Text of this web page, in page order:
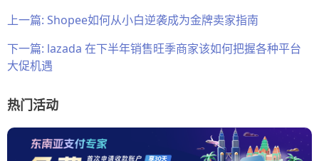
上一篇: Shopee如何从小白逆袭成为金牌卖家指南
下一篇: lazada 在下半年销售旺季商家该如何把握各种平台
大促机遇
热门活动